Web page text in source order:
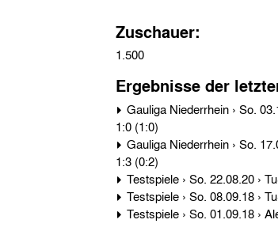
Zuschauer:
1.500
Ergebnisse der
1:0 (1:0)
1:3 (0:2)